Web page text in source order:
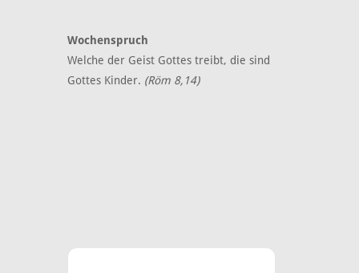
Wochenspruch
Welche der Geist Gottes treibt, die sind
Gottes Kinder. (Röm 8,14)